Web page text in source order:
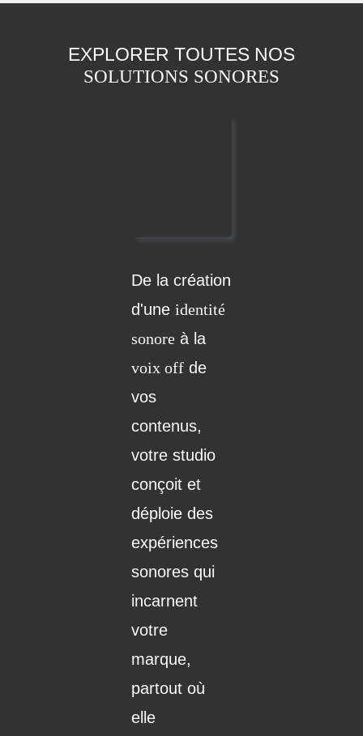
EXPLORER TOUTES NOS
SOLUTIONS SONORES
De la création
d'uneidentité
sonore à la
voix off de
vos
contenus,
votre studio
conçoit et
déploie des
expériences
sonores qui
incarnent
votre
marque,
partout où
elle